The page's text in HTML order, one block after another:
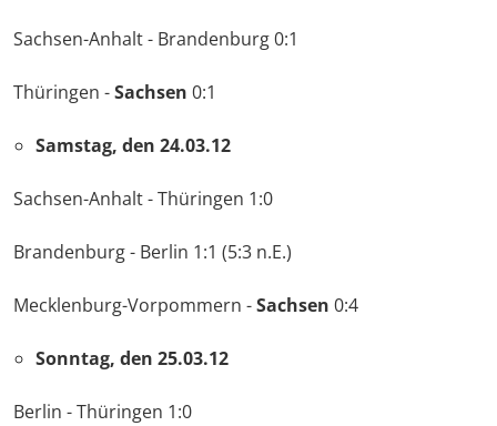
Sachsen-Anhalt - Brandenburg 0:1
Thüringen -Sachsen 0:1
Samstag, den 24.03.12
Sachsen-Anhalt - Thüringen 1:0
Brandenburg - Berlin 1:1 (5:3 n.E.)
Mecklenburg-Vorpommern -Sachsen 0:4
Sonntag, den 25.03.12
Berlin - Thüringen 1:0